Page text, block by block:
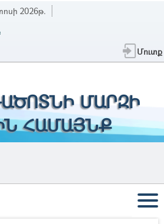
2026թ.
Մուտք
ՄԱՐԶԻ
ՀԱՄԱՅՆՔ